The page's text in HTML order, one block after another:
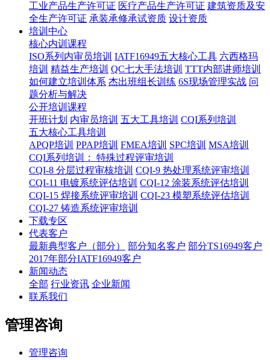
工业产品生产许可证 医疗产品生产许可证 建筑资质及安
全生产许可证 承装承修承试资质 设计资质
培训中心
核心内训课程
ISO系列内审员培训 IATF16949五大核心工具 六西格玛
培训 精益生产培训 QC七大手法培训 TTT内部讲师培训
如何建立培训体系 杰出班组长训练 6S现场管理实战 问
题分析与解决
公开培训课程
开班计划 内审员培训 五大工具培训 CQI系列培训
五大核心工具培训
APQP培训 PPAP培训 FMEA培训 SPC培训 MSA培训
CQI系列培训： 特殊过程评审培训
CQI-8 分层过程审核培训 CQI-9 热处理系统评审培训
CQI-11 电镀系统评估培训 CQI-12 涂装系统评估培训
CQI-15 焊接系统评审培训 CQI-23 模塑系统评估培训
CQI-27 铸造系统评审培训
下载专区
代表客户
最新典型客户（部分）
部分知名客户 部分TS16949客户
2017年部分IATF16949客户
新闻动态
全部 行业资讯 企业新闻
联系我们
管理咨询
管理咨询